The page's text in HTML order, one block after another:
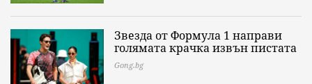
Звезда от Формула 1 направи
голямата крачка извън пистата
Gong.bg